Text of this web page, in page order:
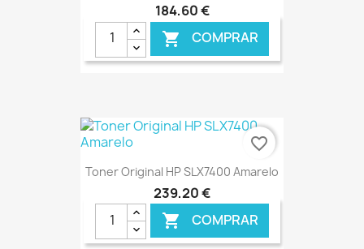
184,60 €
 COMPRAR
€ ONLINE
Toner Original HP SLX7400 Amarelo
239,20 €
 COMPRAR
favorite_border